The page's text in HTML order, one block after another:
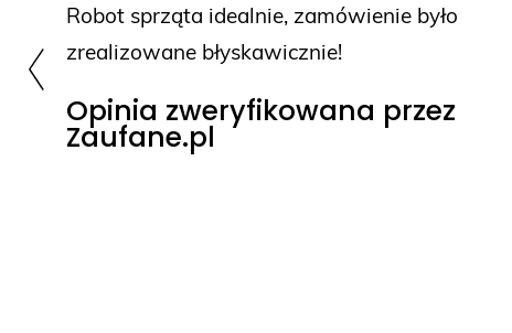
Robot sprząta idealnie, zamówienie było
zrealizowane błyskawicznie!
Opinia zweryfikowana przez
Zaufane.pl